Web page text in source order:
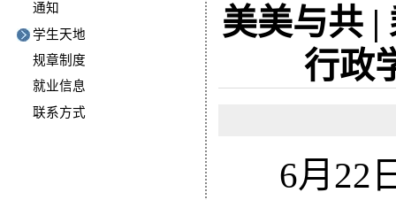
通知
学生天地
规章制度
就业信息
联系方式
美美与共 |
行政
6月22